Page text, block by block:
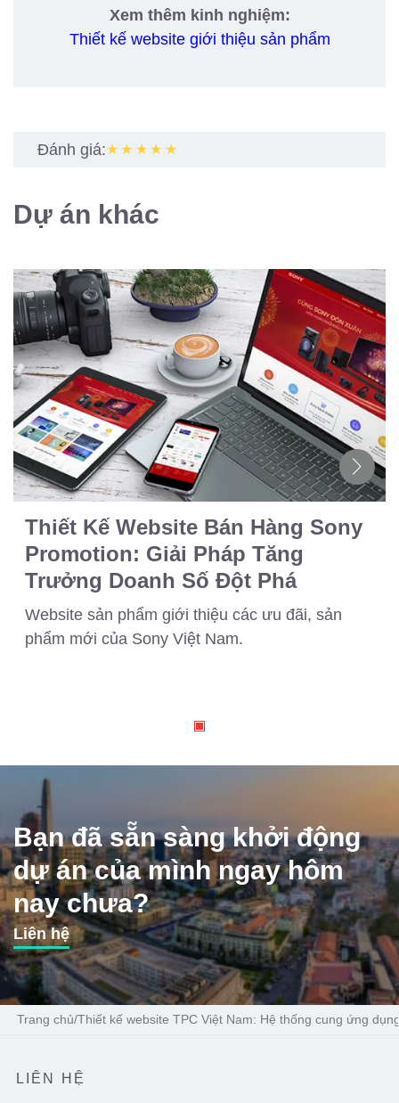
Xem thêm kinh nghiệm:
Thiết kế website giới thiệu sản phẩm
Đánh giá:★★★★★
Dự án khác
Thiết Kế Website Bán Hàng Sony
Promotion: Giải Pháp Tăng
Trưởng Doanh Số Đột Phá
Website sản phẩm giới thiệu các ưu đãi, sản
phẩm mới của Sony Việt Nam.
Bạn đã sẵn sàng khởi động
dự án của mình ngay hôm
nay chưa?
Liên hệ
Trang chủ/Thiết kế website TPC Việt Nam: Hệ thống cung ứng
LIÊN HỆ